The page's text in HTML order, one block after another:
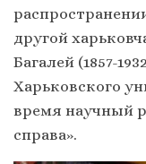
другой
Багалей (1857-
Харьковского
время научный
справа».